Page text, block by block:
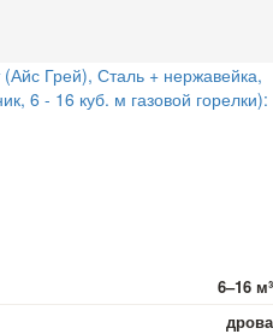
Грей), Сталь + нержавейка,
6 - 16 куб. м газовой горелки):
6–16 м³
дрова